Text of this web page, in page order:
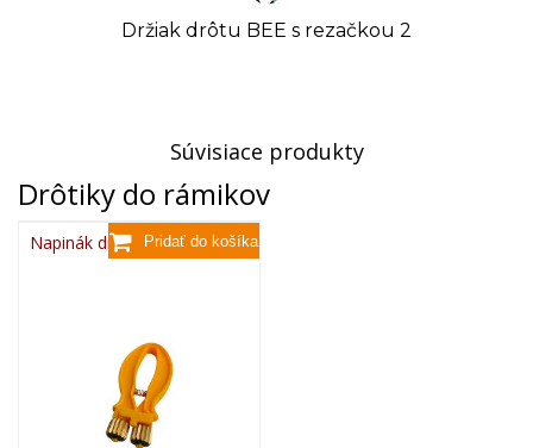
Držiak drôtu BEE s rezačkou 2
Súvisiace produkty
Drôtiky do rámikov
Napinák drôtu plastový, BEE